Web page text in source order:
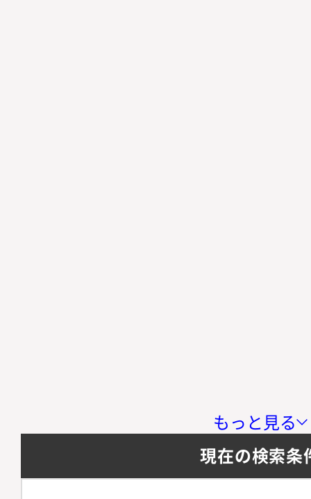
もっと見る
現在の検索条